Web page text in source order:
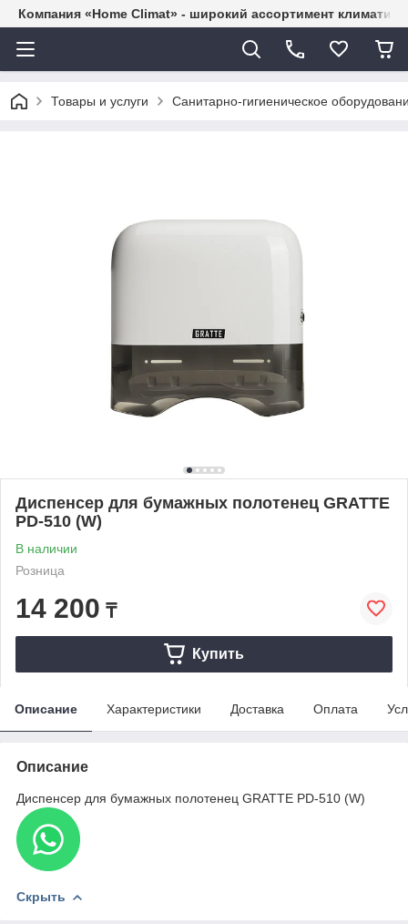
Компания «Home Climat» - широкий ассортимент
Товары и услуги Санитарно-гигиеническое
Диспенсер для бумажных полотенец GRATTE
PD-510 (W)
В наличии
Розница
14 200 ₸
Купить
Описание Характеристики Доставка Оплата
Описание
Диспенсер для бумажных полотенец GRATTE PD-510 (W)
Скрыть